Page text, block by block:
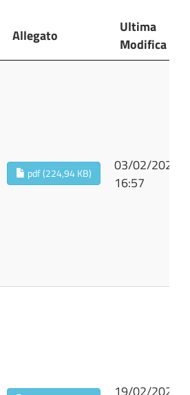
Allegato
Ultima
Modifica
pdf (224,94 KB)
03/02/2026
16:57
19/02/2026